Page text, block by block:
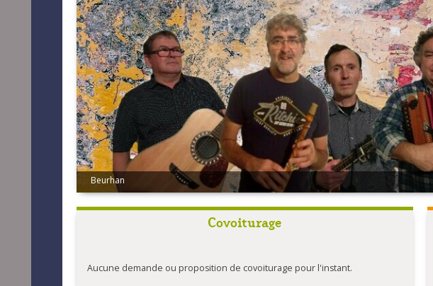
Les Ribot
Covoiturage
Aucune demande ou proposition de covoiturage pour l'instant.